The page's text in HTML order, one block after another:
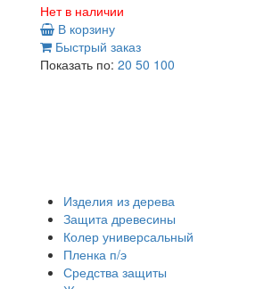
Нет в наличии
В корзину
Быстрый заказ
Показать по: 20 50 100
Изделия из дерева
Защита древесины
Колер универсальный
Пленка п/э
Средства защиты